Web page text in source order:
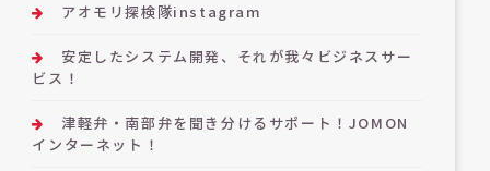
アオモリ探検隊instagram
安定したシステム開発、それが我々ビジネスサー
ビス！
津軽弁・南部弁を聞き分けるサポート！JOMON
インターネット！